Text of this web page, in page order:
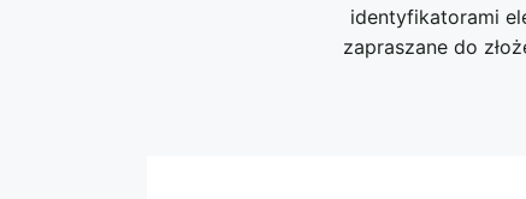
identyfikatorami
zapraszane do